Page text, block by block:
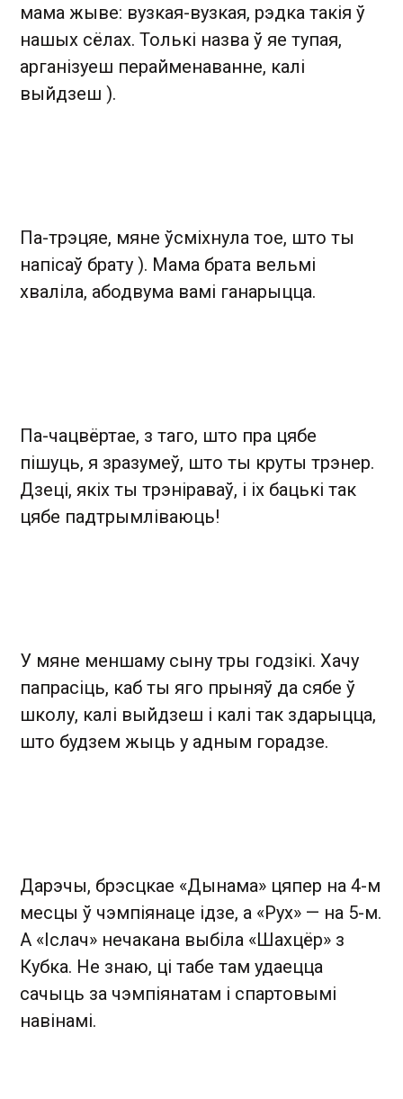
мама жыве: вузкая-вузкая, рэдка такія ў
нашых сёлах. Толькі назва ў яе тупая,
арганізуеш перайменаванне, калі
выйдзеш ).
Па-трэцяе, мяне ўсміхнула тое, што ты
напісаў брату ). Мама брата вельмі
хваліла, абодвума вамі ганарыцца.
Па-чацвёртае, з таго, што пра цябе
пішуць, я зразумеў, што ты круты трэнер.
Дзеці, якіх ты трэніраваў, і іх бацькі так
цябе падтрымліваюць!
У мяне меншаму сыну тры годзікі. Хачу
папрасіць, каб ты яго прыняў да сябе ў
школу, калі выйдзеш і калі так здарыцца,
што будзем жыць у адным горадзе.
Дарэчы, брэсцкае «Дынама» цяпер на 4-м
месцы ў чэмпіянаце ідзе, а «Рух» — на 5-м.
А «Іслач» нечакана выбіла «Шахцёр» з
Кубка. Не знаю, ці табе там удаецца
сачыць за чэмпіянатам і спартовымі
навінамі.